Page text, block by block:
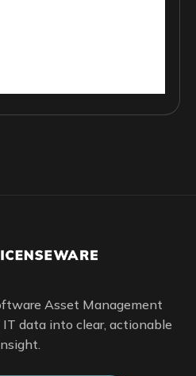
Asset Management
data into clear, actionable